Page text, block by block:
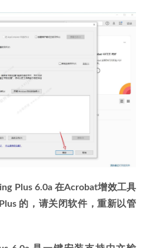
Plus 6.0a 在Acrobat增效工具
的，请关闭软件，重新以管